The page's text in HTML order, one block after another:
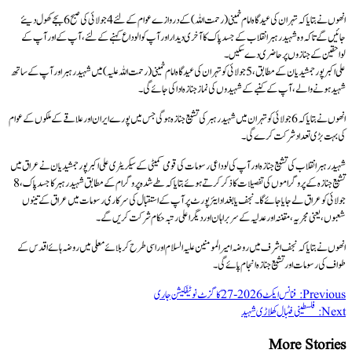
انھوں نے بتایا کہ تہران کی عیدگاہ امام خمینی (رحمت اللہ) کے دروازے عوام کے لئے 4 جولائی کی صبح 6 بجے کھول دیئے
جائيں گے تاکہ وہ شہید رہبر انقلاب کے جسد پاک کا آخری دیدار اور آپ کو الوداع کہنے کے لئے، آپ کے اور آپ کے
لواحقین کے جنازوں پر حاضری دے سکیں۔
علی اکبر پور جمشیدیان کے مطابق، 5 جولائی کو تہران کی عیدگاہ امام خمینی (رحمت اللہ علیہ) میں شہید رہبر اور آپ کے ساتھ
شہید ہونے والے، آپ کے کنبے کے شہیدوں کی نماز جنازہ ادا کی جائے گی۔
انھوں نے بتایا کہ 6 جولائی کو تہران میں شہید رہبر کی تشیع جنازہ ہوگی جس میں پورے ایران اور علاقے کے ملکوں کے عوام
کی بہت بڑی تعداد شرکت کرے گی۔
شہید رہبر انقلاب کی تشیع جنازہ اور آپ کی لوداعی رسومات کی قومی کمیٹی کے سیکریٹری علی اکبر پور جمشیدیان نے عراق میں
تشیع جنازہ کے پروگراموں کی تفصیلات کا ذکر کرتے ہوئے بتایا کہ طے شدہ پروگرام کے مطابق شہید رہبر کا جسد پاک، 8
جولائی کو عراق لے جایا جائے گا۔ نجف یا بغداد ایئر پورٹ پر آپ کے استقبال کی سرکاری رسومات میں عراق کے تینوں
شعبوں، یعنی مجریہ، مقننہ اور عدلیہ کے سربراہان اور دیگر اعلی رتبہ حکام شرکت کریں گے۔
انھوں نے بتایا کہ نجف اشرف میں روضہ امیر المومنین علیہ السلام اور اسی طرح کربلائے معلی میں روضہ ہائے اقدس کے
طواف کی رسومات اور تشیع جنازہ انجام پائے گی ۔
Previous: فنانس ایکٹ 2026-27 کا گزٹ نوٹیفکیشن جاری
Next: فلسطینی فٹبال کھلاڑی شہید
More Stories